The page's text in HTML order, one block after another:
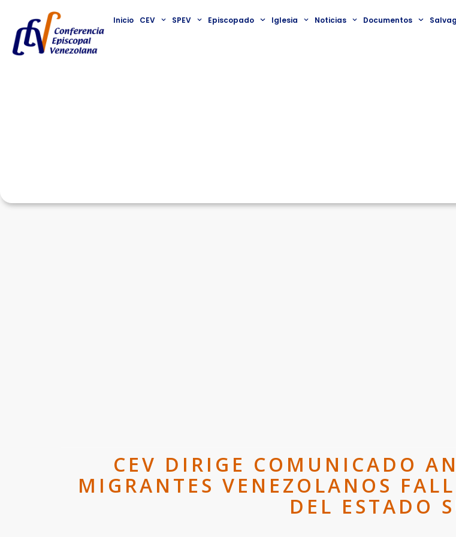
Inicio CEV SPEV Episcopado Iglesia Noticias Documentos
CEV DIRIGE COMUNICADO
MIGRANTES VENEZOLANOS
DEL ESTADO